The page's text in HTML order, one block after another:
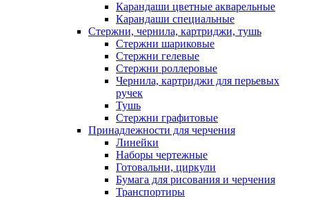
Карандаши цветные акварельные
Карандаши специальные
Стержни, чернила, картриджи, тушь
Стержни шариковые
Стержни гелевые
Стержни роллеровые
Чернила, картриджи для перьевых
ручек
Тушь
Стержни графитовые
Принадлежности для черчения
Линейки
Наборы чертежные
Готовальни, циркули
Бумага для рисования и черчения
Транспортиры